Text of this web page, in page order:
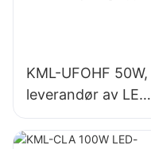
KML-UFOHF 50W,
leverandør av LED-
høybaylys for
industrianlegg,